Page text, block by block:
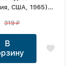
США, 1965)
319₽
В